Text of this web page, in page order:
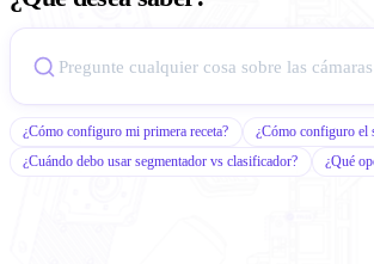
¿Cómo configuro mi primera receta? ¿Cómo configuro el
¿Cuándo debo usar segmentador vs clasificador?
¿Qué